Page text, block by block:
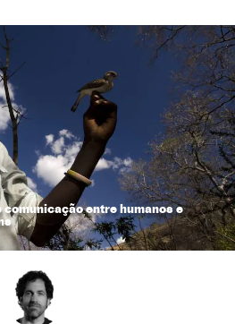
entre humanos e